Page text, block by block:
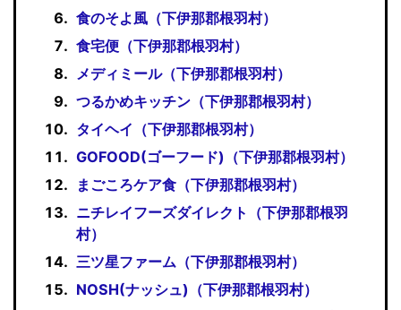
食のそよ風（下伊那郡根羽村）
食宅便（下伊那郡根羽村）
メディミール（下伊那郡根羽村）
つるかめキッチン（下伊那郡根羽村）
タイヘイ（下伊那郡根羽村）
GOFOOD(ゴーフード)（下伊那郡根羽村）
まごころケア食（下伊那郡根羽村）
ニチレイフーズダイレクト（下伊那郡根羽
村）
三ツ星ファーム（下伊那郡根羽村）
NOSH(ナッシュ)（下伊那郡根羽村）